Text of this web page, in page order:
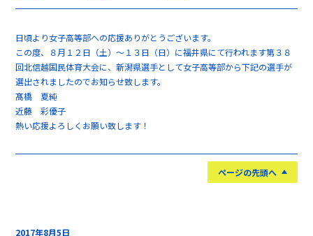
日頃より女子高等部への応援ありがとうございます。
この度、８月１２日（土）～１３日（日）に福井県にて行われます第３８
回北信越国民体育大会に、新潟県選手として女子高等部から下記の選手が
選出されましたのでお知らせ致します。
髙橋 夏純
近藤 彩優子
熱い応援よろしくお願い致します！
ページの先頭へ
2017年8月5日